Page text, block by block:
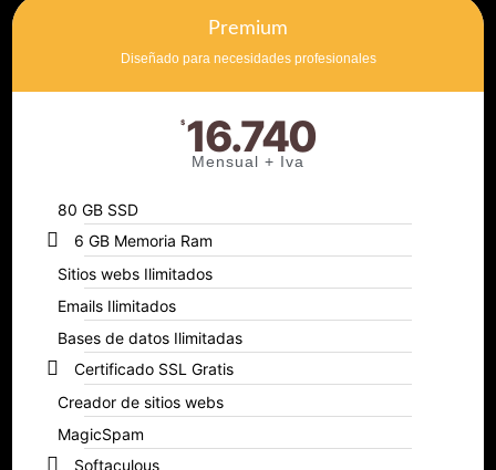
Premium
Diseñado para necesidades profesionales
$ 16.740
Mensual + Iva
80 GB SSD
6 GB Memoria Ram
Sitios webs Ilimitados
Emails Ilimitados
Bases de datos Ilimitadas
Certificado SSL Gratis
Creador de sitios webs
MagicSpam
Softaculous